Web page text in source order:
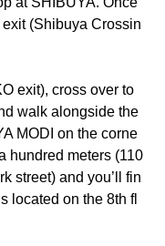
(Shibuya Crossin
exit), cross over to
walk alongside the
MODI on the corne
hundred meters (110
street) and you’ll fin
located on the 8th fl